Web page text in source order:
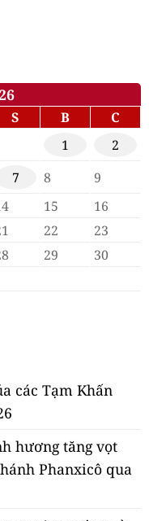
S B
C
1
2
7 8
9
15
16
22
23
29
30
các Tạm Khấn
hương tăng vọt
Phanxicô qua